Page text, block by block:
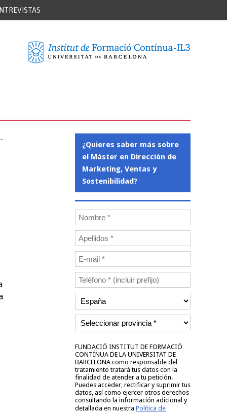
¿Quieres saber más sobre
el Máster en Dirección de
Marketing, Ventas y
Sostenibilidad?
FUNDACIÓ INSTITUT DE FORMACIÓ
CONTÍNUA DE LA UNIVERSITAT DE
BARCELONA como responsable del
tratamiento tratará tus datos con la
finalidad de atender a tu petición.
Puedes acceder, rectificar y suprimir tus
datos, así como ejercer otros derechos
consultando la información adicional y
detallada en nuestra Política de